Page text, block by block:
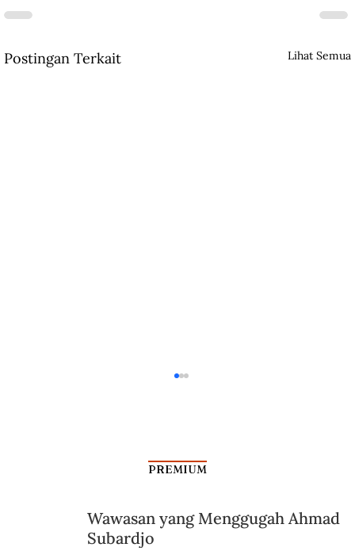
Postingan Terkait Lihat Semua
PREMIUM
Wawasan yang Menggugah Ahmad
Subardjo